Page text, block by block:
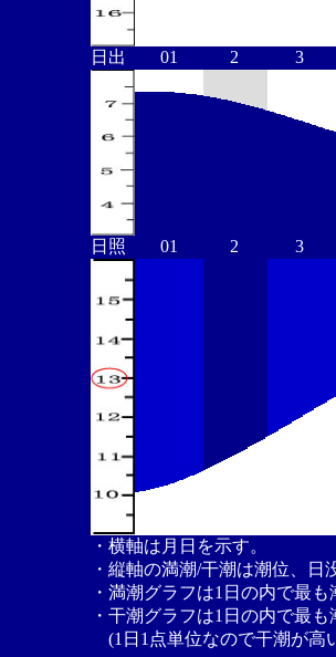
日出 01 2 3
日照 01 2 3
・横軸は月日を示す。
・縦軸の満潮/干潮は潮位、
・満潮グラフは1日の内で最
・干潮グラフは1日の内で最
(1日1点単位なので干潮が高